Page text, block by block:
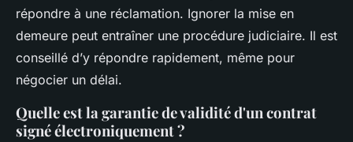
répondre à une réclamation. Ignorer la mise en
demeure peut entraîner une procédure judiciaire. Il est
conseillé d’y répondre rapidement, même pour
négocier un délai.
Quelle est la garantie de validité d'un contrat
signé électroniquement ?